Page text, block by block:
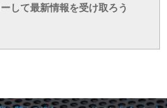
ー
して最新情報を受け取ろう